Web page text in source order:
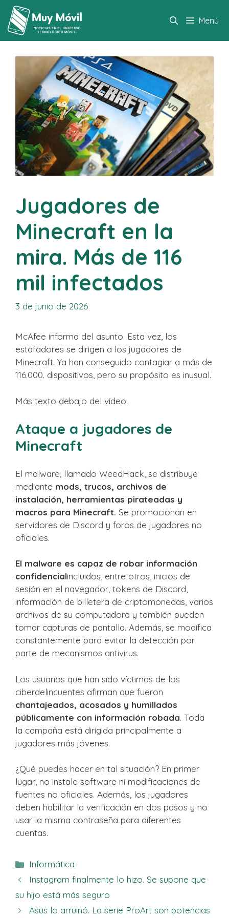
Saltar
contenido
Menú
Jugadores de
Minecraft en la
mira. Más de 116
mil infectados
3 de junio de 2026
McAfee informa del asunto. Esta vez, los
estafadores se dirigen a los jugadores de
Minecraft. Ya han conseguido contagiar a más de
116.000. dispositivos, pero su propósito es inusual.
Más texto debajo del vídeo.
Ataque a jugadores de
Minecraft
El malware, llamado WeedHack, se distribuye
mediante mods, trucos, archivos de
instalación, herramientas pirateadas y
macros para Minecraft. Se promocionan en
servidores de Discord y foros de jugadores no
oficiales.
El malware es capaz de robar información
confidencialincluidos, entre otros, inicios de
sesión en el navegador, tokens de Discord,
información de billetera de criptomonedas, varios
archivos de su computadora y también pueden
tomar capturas de pantalla. Además, se modifica
constantemente para evitar la detección por
parte de mecanismos antivirus.
Los usuarios que han sido víctimas de los
ciberdelincuentes afirman que fueron
chantajeados, acosados ​​y humillados
públicamente con información robada. Toda
la campaña está dirigida principalmente a
jugadores más jóvenes.
¿Qué puedes hacer en tal situación? En primer
lugar, no instale software ni modificaciones de
fuentes no oficiales. Además, los jugadores
deben habilitar la verificación en dos pasos y no
usar la misma contraseña para diferentes
cuentas.
Categorías
Informática
Instagram finalmente lo hizo. Se supone que
su hijo está más seguro
Asus lo arruinó. La serie ProArt son potencias